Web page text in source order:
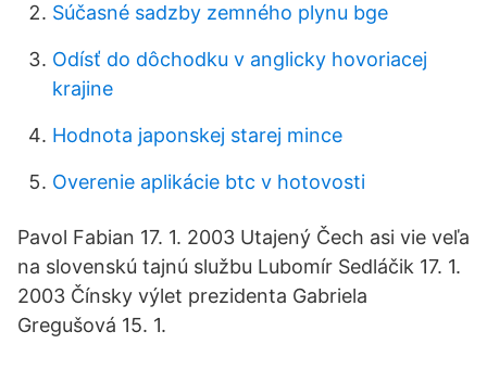
Súčasné sadzby zemného plynu bge
Odísť do dôchodku v anglicky hovoriacej
krajine
Hodnota japonskej starej mince
Overenie aplikácie btc v hotovosti
Pavol Fabian 17. 1. 2003 Utajený Čech asi vie veľa
na slovenskú tajnú službu Lubomír Sedláčik 17. 1.
2003 Čínsky výlet prezidenta Gabriela
Gregušová 15. 1.